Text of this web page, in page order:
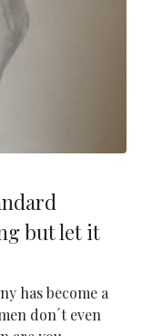
but let it
has become a
don´t even